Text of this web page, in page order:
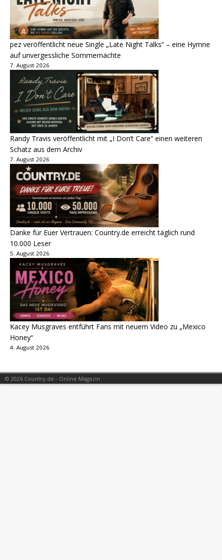
pez veröffentlicht neue Single „Late Night Talks“ – eine Hymne
auf unvergessliche Sommernächte
7. August 2026
Randy Travis veröffentlicht mit „I Don’t Care“ einen weiteren
Schatz aus dem Archiv
7. August 2026
Danke für Euer Vertrauen: Country.de erreicht täglich rund
10.000 Leser
5. August 2026
Kacey Musgraves entführt Fans mit neuem Video zu „Mexico
Honey“
4. August 2026
© 2026 Country.de - Online Magazin